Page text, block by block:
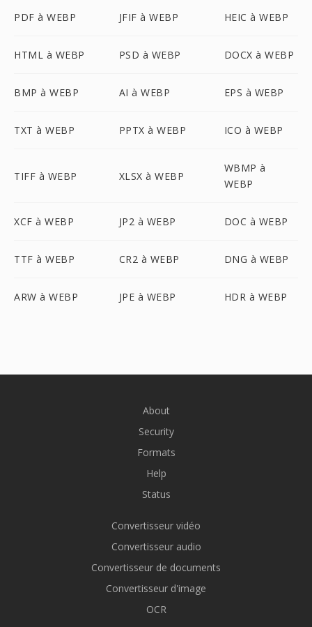
PDF à WEBP JFIF à WEBP HEIC à WEBP
HTML à WEBP PSD à WEBP DOCX à WEBP
BMP à WEBP AI à WEBP EPS à WEBP
TXT à WEBP PPTX à WEBP ICO à WEBP
TIFF à WEBP XLSX à WEBP
WBMP à
WEBP
XCF à WEBP JP2 à WEBP DOC à WEBP
TTF à WEBP CR2 à WEBP DNG à WEBP
ARW à WEBP JPE à WEBP HDR à WEBP
About
Security
Formats
Help
Status
Convertisseur vidéo
Convertisseur audio
Convertisseur de documents
Convertisseur d'image
OCR